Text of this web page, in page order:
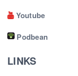
Youtube
Podbean
LINKS